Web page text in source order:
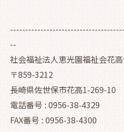
--
社会福祉法人恵光園福祉会花
〒859-3212
長崎県佐世保市花高1-269-10
電話番号 : 0956-38-4329
FAX番号 : 0956-38-4300